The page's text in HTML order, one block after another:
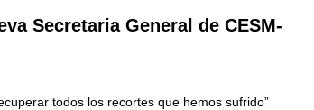
Secretaria General de CESM-
todos los recortes que hemos sufrido”